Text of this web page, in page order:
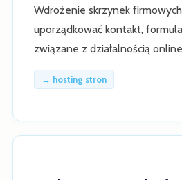
Wdrożenie skrzynek
uporządkować kontakt,
związane z działalnością
→ hosting stron